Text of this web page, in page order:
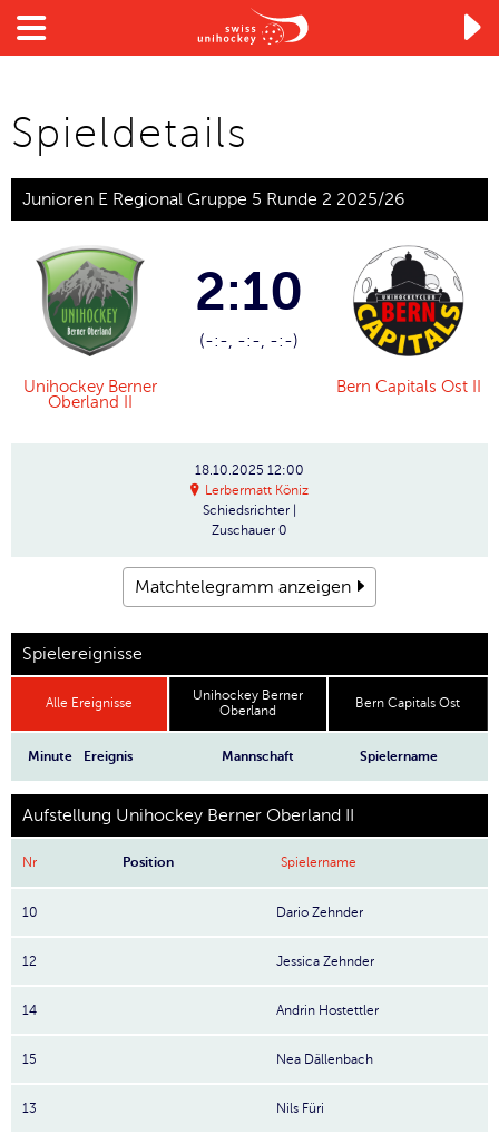

Spieldetails
Junioren E Regional Gruppe 5 Runde 2 2025/26
Unihockey Berner
Oberland II
2:10
(-:-, -:-, -:-)
Bern Capitals Ost II
18.10.2025 12:00
Lerbermatt Köniz
Schiedsrichter
Zuschauer 0
Matchtelegramm anzeigen
Spielereignisse
Alle Ereignisse
Unihockey Berner
Oberland
Bern Capitals Ost
Minute Ereignis Mannschaft Spielername
Aufstellung Unihockey Berner Oberland II
Nr Position Spielername
10 Dario Zehnder
12 Jessica Zehnder
14 Andrin Hostettler
15 Nea Dällenbach
13 Nils Füri